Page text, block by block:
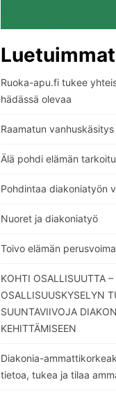
Ruoka-apu.fi tukee
hädässä olevaa
Raamatun vanhuskäsitys
Älä pohdi elämän
Pohdintaa diakoniatyön
Nuoret ja diakoniatyö
Toivo elämän
KOHTI OSALLISUUTTA –
OSALLISUUSKYSELYN
SUUNTAVIIVOJA
KEHITTÄMISEEN
Diakonia-
tietoa, tukea ja tilaa